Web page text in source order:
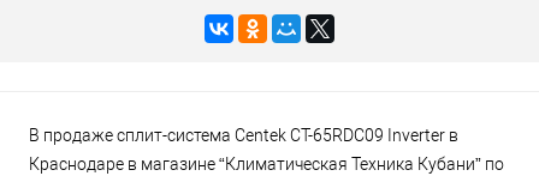
В продаже сплит-система Centek CT-65RDC09 Inverter в
Краснодаре в магазине “Климатическая Техника Кубани” по